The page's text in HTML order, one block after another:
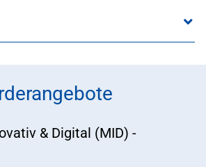
& Digital (MID) -